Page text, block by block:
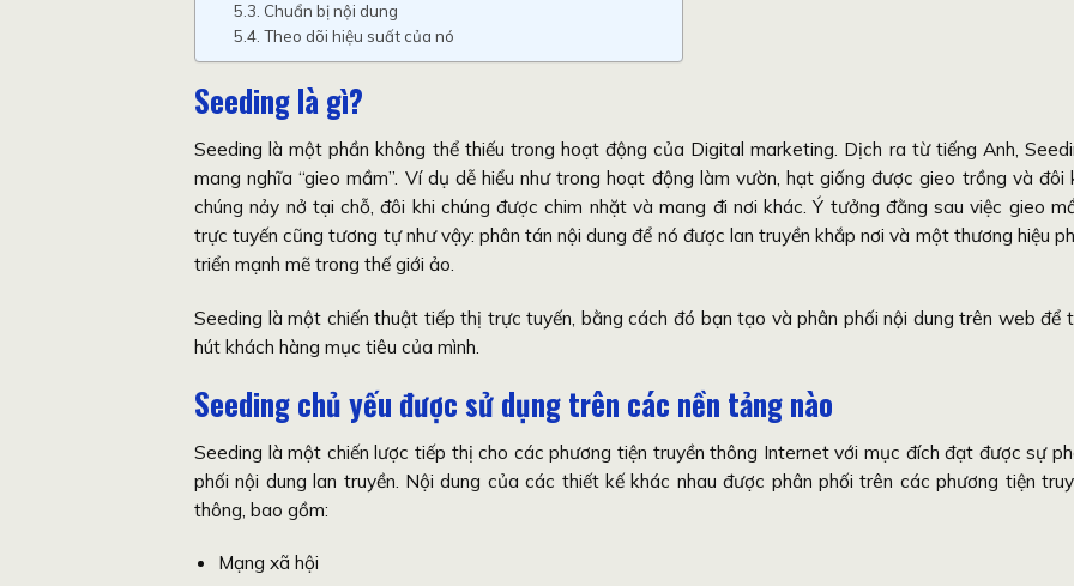
Chuẩn bị nội dung
Theo dõi hiệu suất của nó
Seeding là gì?
Seeding là một phần không thể thiếu trong hoạt động của Digital marketing. Dịch ra từ tiếng Anh,
mang nghĩa “gieo mầm”. Ví dụ dễ hiểu như trong hoạt động làm vườn, hạt giống được gieo trồng và đôi
chúng nảy nở tại chỗ, đôi khi chúng được chim nhặt và mang đi nơi khác. Ý tưởng đằng sau việc gieo
trực tuyến cũng tương tự như vậy: phân tán nội dung để nó được lan truyền khắp nơi và một thương hiệu
triển mạnh mẽ trong thế giới ảo.
Seeding là một chiến thuật tiếp thị trực tuyến, bằng cách đó bạn tạo và phân phối nội dung trên web để
hút khách hàng mục tiêu của mình.
Seeding chủ yếu được sử dụng trên các nền tảng nào
Seeding là một chiến lược tiếp thị cho các phương tiện truyền thông Internet với mục đích đạt được sự
phối nội dung lan truyền. Nội dung của các thiết kế khác nhau được phân phối trên các phương tiện
thông, bao gồm:
Mạng xã hội